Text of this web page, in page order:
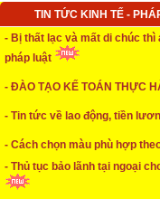
TIN TỨC KINH TẾ -
- Bị thất lạc và mất di chúc thì
pháp luật
- ĐÀO TẠO KẾ TOÁN THỰC
- Tin tức về lao động, tiền
- Cách chọn màu phù hợp
- Thủ tục bảo lãnh tại ngoại
* NHẬN SINH VIÊN THỰC
* ĐÀO TẠO KẾ TOÁN THỰC
* TUYỂN DỤNG KẾ TOÁN